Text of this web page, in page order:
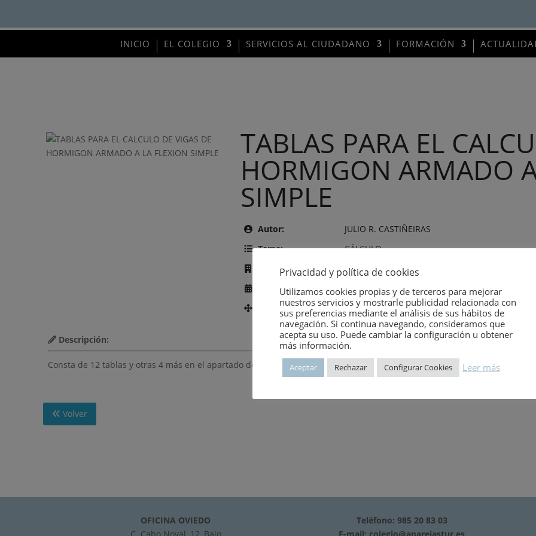
INICIO EL COLEGIO SERVICIOS AL CIUDADANO FORMACIÓN
TABLAS PARA EL
HORMIGON ARMADO
SIMPLE
Autor:
JULIO R. CASTIÑEIRAS
Tema:
CÁLCULO
Editor:
CENTRO DE ESTUDIANTES DE INGENIERIA DE
Año de publicación: 7 de agosto de 2026
Número:
778
Descripción:
Consta de 12 tablas y otras 4 más en el apartado de apéndices.
Volver
OFICINA OVIEDO
Teléfono: 985 20 83 03
Privacidad y política de cookies
Utilizamos cookies propias y de terceros para mejorar
nuestros servicios y mostrarle publicidad relacionada con
sus preferencias mediante el análisis de sus hábitos de
navegación. Si continua navegando, consideramos que
acepta su uso. Puede cambiar la configuración u obtener
más información.
Aceptar Rechazar Configurar Cookies Leer más